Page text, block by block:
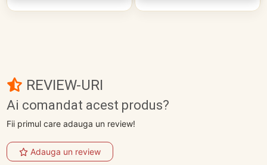
REVIEW-URI
Ai comandat acest produs?
Fii primul care adauga un review!
Adauga un review